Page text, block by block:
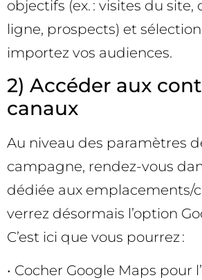
objectifs (ex. : visites du site,
ligne, prospects) et
importez vos audiences.
2) Accéder aux
canaux
Au niveau des paramètres
campagne, rendez-vous
dédiée aux emplacements/
verrez désormais l’option
C’est ici que vous pourrez :
• Cocher Google Maps pour